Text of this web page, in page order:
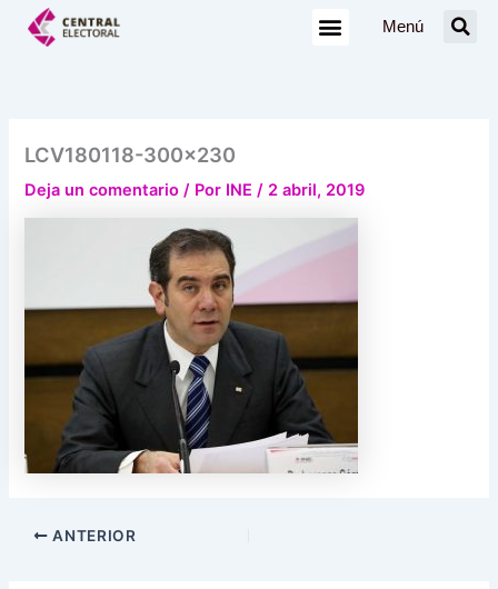
Menú
LCV180118-300×230
Deja un comentario / Por INE/ 2 abril, 2019
ANTERIOR